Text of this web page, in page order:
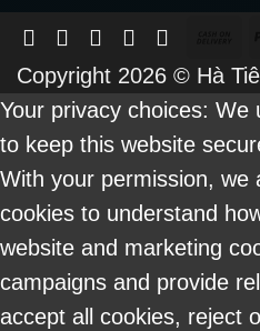
Copyright 2026 © Hà
Your privacy choices: We
to keep this website
With your permission, we
cookies to understand
website and marketing
campaigns and provide
accept all cookies, reject